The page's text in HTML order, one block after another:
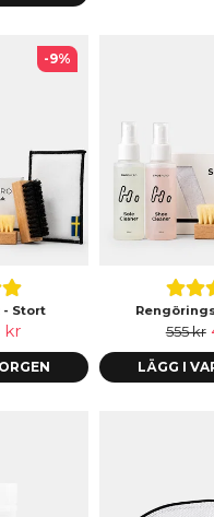
Stort
kr
-9%
555 kr
LÄGG I